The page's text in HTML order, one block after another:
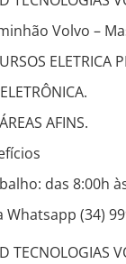
Volvo –
ELETRICA
AFINS.
das 8:00h
(34)
TECNOLOGIAS